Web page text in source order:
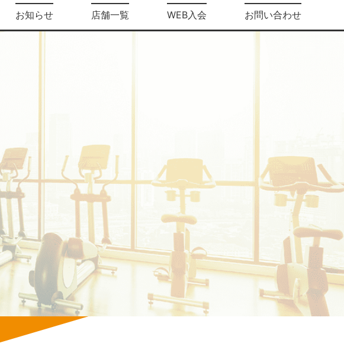
お知らせ 店舗一覧 WEB入会 お問い合わせ